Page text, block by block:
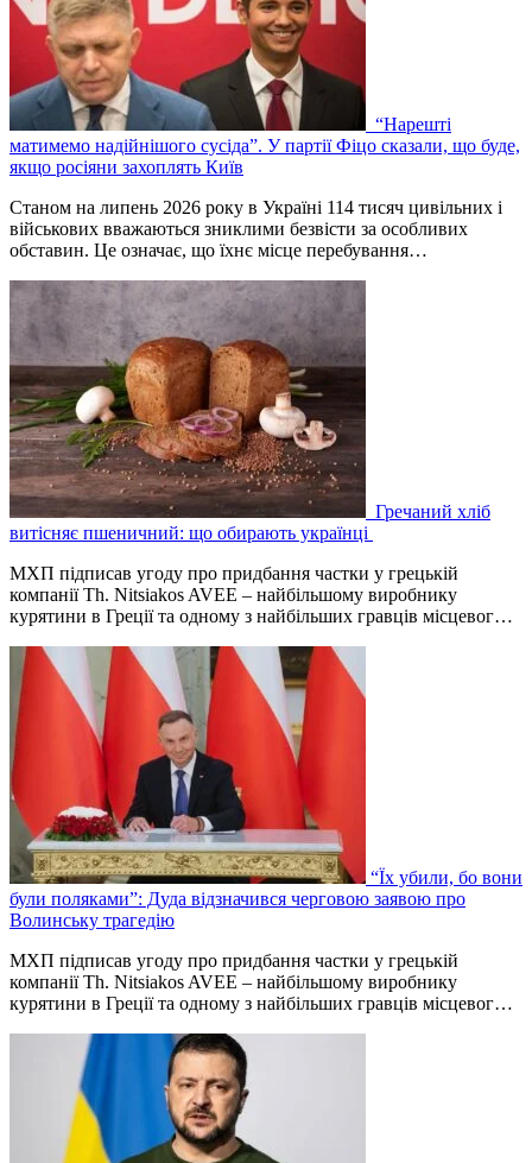
“Нарешті
матимемо надійнішого сусіда”. У партії Фіцо сказали, що буде,
якщо росіяни захоплять Київ
Станом на липень 2026 року в Україні 114 тисяч цивільних і
військових вважаються зниклими безвісти за особливих
обставин. Це означає, що їхнє місце перебування…
Гречаний хліб
витісняє пшеничний: що обирають українці
МХП підписав угоду про придбання частки у грецькій
компанії Th. Nitsiakos AVEE – найбільшому виробнику
курятини в Греції та одному з найбільших гравців місцевог…
“Їх убили, бо вони
були поляками”: Дуда відзначився черговою заявою про
Волинську трагедію
МХП підписав угоду про придбання частки у грецькій
компанії Th. Nitsiakos AVEE – найбільшому виробнику
курятини в Греції та одному з найбільших гравців місцевог…